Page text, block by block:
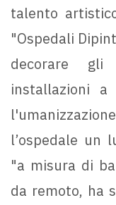
talento
"Ospedali
decorare gli
installazioni a
l’ospedale un
"a misura di
da remoto, ha